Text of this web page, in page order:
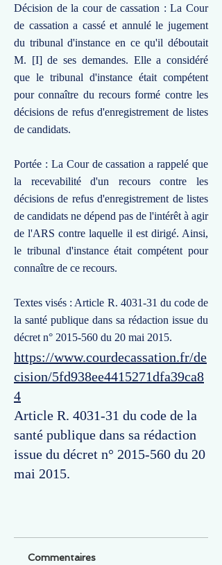
Décision de la cour de cassation : La Cour
de cassation a cassé et annulé le jugement
du tribunal d'instance en ce qu'il déboutait
M. [I] de ses demandes. Elle a considéré
que le tribunal d'instance était compétent
pour connaître du recours formé contre les
décisions de refus d'enregistrement de listes
de candidats.
Portée : La Cour de cassation a rappelé que
la recevabilité d'un recours contre les
décisions de refus d'enregistrement de listes
de candidats ne dépend pas de l'intérêt à agir
de l'ARS contre laquelle il est dirigé. Ainsi,
le tribunal d'instance était compétent pour
connaître de ce recours.
Textes visés : Article R. 4031-31 du code de
la santé publique dans sa rédaction issue du
décret n° 2015-560 du 20 mai 2015.
https://www.courdecassation.fr/de
cision/5fd938ee4415271dfa39ca8
4
Article R. 4031-31 du code de la
santé publique dans sa rédaction
issue du décret n° 2015-560 du 20
mai 2015.
Commentaires